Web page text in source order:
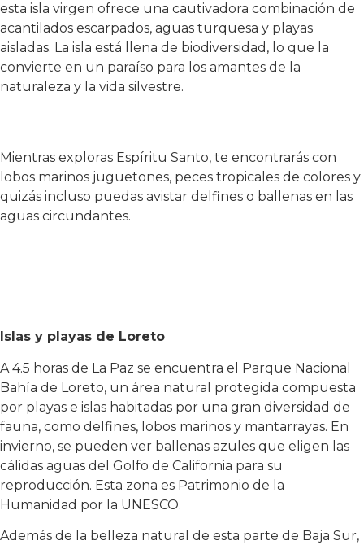
esta isla virgen ofrece una cautivadora combinación de
acantilados escarpados, aguas turquesa y playas
aisladas. La isla está llena de biodiversidad, lo que la
convierte en un paraíso para los amantes de la
naturaleza y la vida silvestre.
Mientras exploras Espíritu Santo, te encontrarás con
lobos marinos juguetones, peces tropicales de colores y
quizás incluso puedas avistar delfines o ballenas en las
aguas circundantes.
Islas y playas de Loreto
A 4.5 horas de La Paz se encuentra el Parque Nacional
Bahía de Loreto, un área natural protegida compuesta
por playas e islas habitadas por una gran diversidad de
fauna, como delfines, lobos marinos y mantarrayas. En
invierno, se pueden ver ballenas azules que eligen las
cálidas aguas del Golfo de California para su
reproducción. Esta zona es Patrimonio de la
Humanidad por la UNESCO.
Además de la belleza natural de esta parte de Baja Sur,